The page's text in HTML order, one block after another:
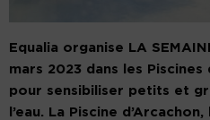
Equalia organise LA
mars 2023 dans les Piscines
pour sensibiliser petits et
l’eau. La Piscine